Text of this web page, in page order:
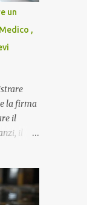
un
,
la firma
il
il